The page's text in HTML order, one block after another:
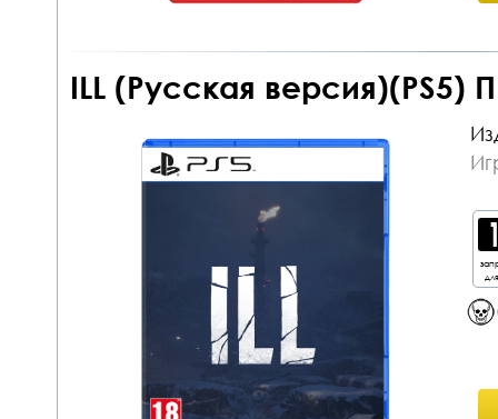
ILL (Русская версия)(PS5)